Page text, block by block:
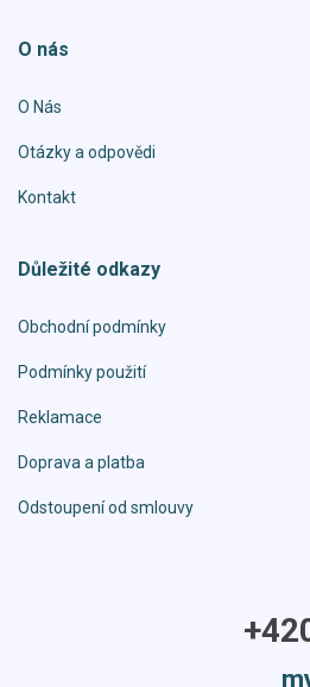
O nás
O Nás
Otázky a odpovědi
Kontakt
Důležité odkazy
Obchodní podmínky
Podmínky použití
Reklamace
Doprava a platba
Odstoupení od smlouvy